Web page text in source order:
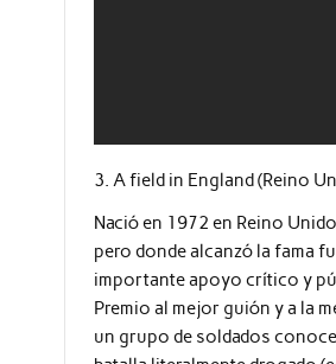
3. A field in England (Reino
Nació en 1972 en Reino
pero donde alcanzó la fama
importante apoyo crítico y
Premio al mejor guión y a la
un grupo de soldados